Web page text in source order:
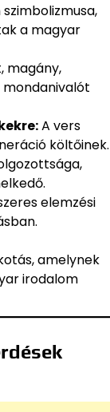
a magyar
magány,
A vers
költőinek.
elemzési
amelynek
irodalom